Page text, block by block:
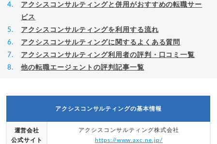
アクシスコンサルティングと併用がおすすめの転職サー
ビス
アクシスコンサルティングを利用する流れ
アクシスコンサルティングに関するよくある質問
アクシスコンサルティング利用者の評判・口コミ一覧
他の転職エージェントの評判記事一覧
アクシスコンサルティングの基本情報
運営会社
公式サイト
アクシスコンサルティング株式会社
https://www.axc.ne.jp/